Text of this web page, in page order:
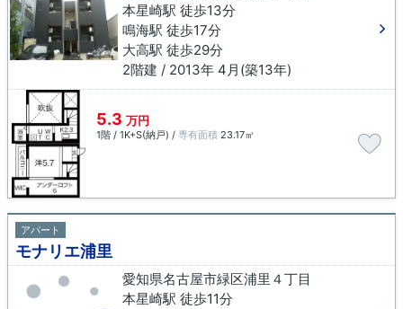
本星崎駅 徒歩13分
鳴海駅 徒歩17分
大高駅 徒歩29分
2階建 / 2013年 4月(築13年)
5.3 万円
1階 / 1K+S(納戸) / 専有面積 23.17㎡
アパート
モナリエ浦里
愛知県名古屋市緑区浦里４丁目
本星崎駅 徒歩11分